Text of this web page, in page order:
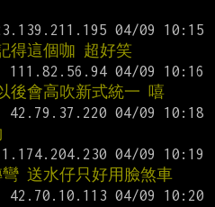
得這個咖 超好笑
後會高吹新式統一 嘻
送水仔只好用臉煞車